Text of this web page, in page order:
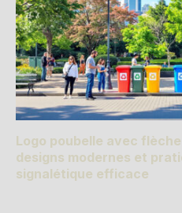
Logo poubelle avec
designs modernes et
signalétique efficace